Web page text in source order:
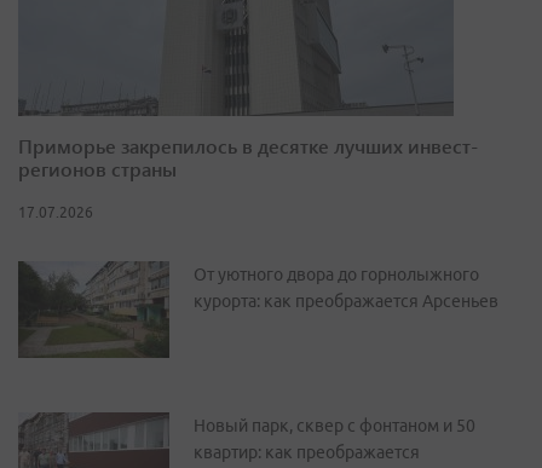
Приморье закрепилось в десятке лучших инвест-
регионов страны
17.07.2026
От уютного двора до горнолыжного
курорта: как преображается Арсеньев
Новый парк, сквер с фонтаном и 50
квартир: как преображается